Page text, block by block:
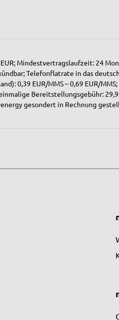
Mindestvertragslaufzeit: 24
Telefonflatrate in das
0,39 EUR/MMS – 0,69 EUR/
Bereitstellungsgebühr:
gesondert in Rechnung